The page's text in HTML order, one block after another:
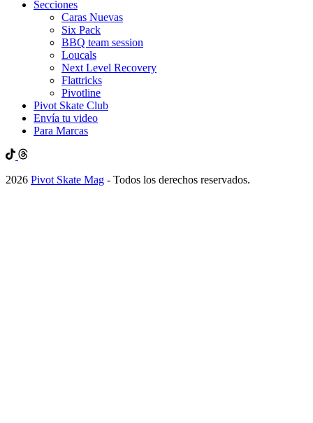
Secciones
Caras Nuevas
Six Pack
BBQ team session
Loucals
Next Level Recovery
Flattricks
Pivotline
Pivot Skate Club
Envía tu video
Para Marcas
2026 Pivot Skate Mag - Todos los derechos reservados.